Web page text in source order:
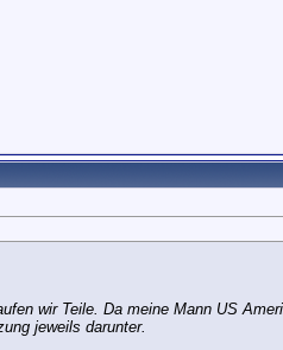
wir Teile. Da meine Mann US
jeweils darunter.